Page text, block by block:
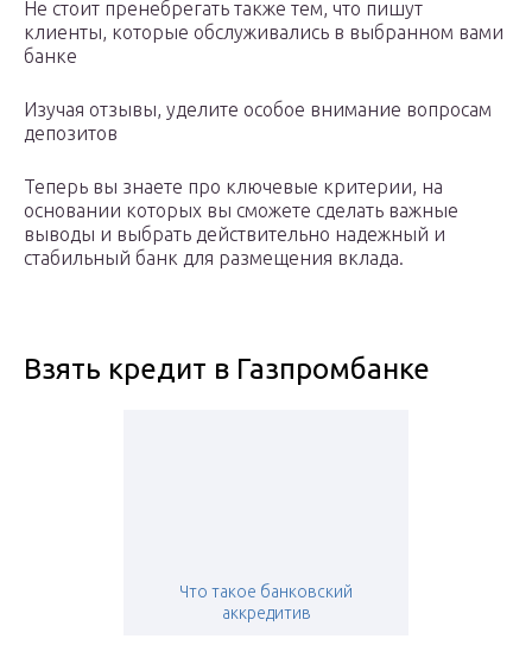
Не стоит пренебрегать также тем, что пишут
клиенты, которые обслуживались в выбранном вами
банке
Изучая отзывы, уделите особое внимание вопросам
депозитов
Теперь вы знаете про ключевые критерии, на
основании которых вы сможете сделать важные
выводы и выбрать действительно надежный и
стабильный банк для размещения вклада.
Взять кредит в Газпромбанке
Что такое банковский
аккредитив